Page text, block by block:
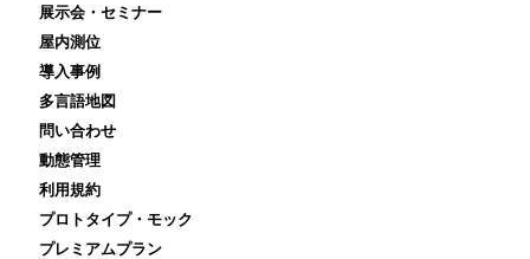
展示会・セミナー
屋内測位
導入事例
多言語地図
問い合わせ
動態管理
利用規約
プロトタイプ・モック
プレミアムプラン